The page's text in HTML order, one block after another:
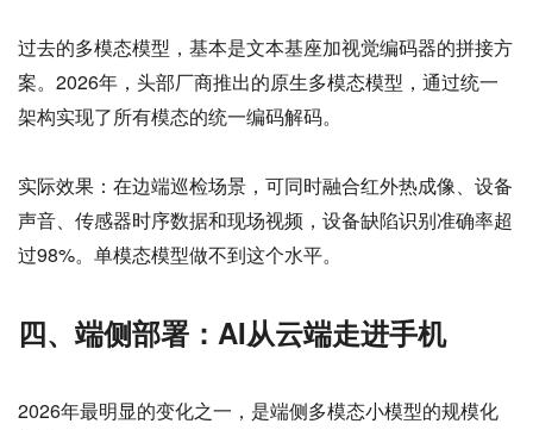
过去的多模态模型，基本是文本基座加视觉编码器的拼接方
案。2026年，头部厂商推出的原生多模态模型，通过统一
架构实现了所有模态的统一编码解码。
实际效果：在边端巡检场景，可同时融合红外热成像、设备
声音、传感器时序数据和现场视频，设备缺陷识别准确率超
过98%。单模态模型做不到这个水平。
四、端侧部署：AI从云端走进手机
2026年最明显的变化之一，是端侧多模态小模型的规模化